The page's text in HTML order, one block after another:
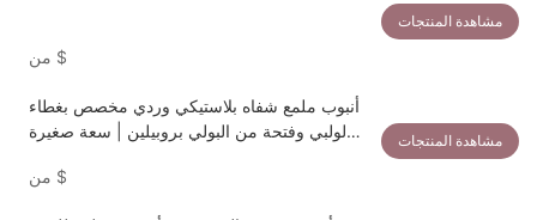
$
مشاهدة المنتجات
أنبوب ملمع شفاه بلاستيكي وردي مخصص بغطاء
لولبي وفتحة من البولي بروبيلين | سعة صغيرة
$
مشاهدة المنتجات